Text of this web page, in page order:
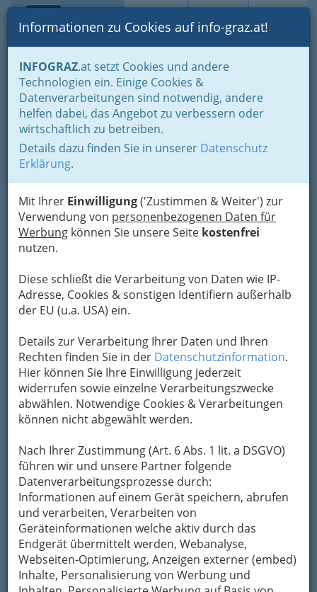
Suche Login Toggle
Informationen zu Cookies auf info-graz.at!
INFOGRAZ.at setzt Cookies und andere
Technologien ein. Einige Cookies &
Datenverarbeitungen sind notwendig, andere
helfen dabei, das Angebot zu verbessern oder
wirtschaftlich zu betreiben.
Details dazu finden Sie in unserer Datenschutz
Erklärung.
Mit Ihrer Einwilligung('Zustimmen & Weiter') zur
Verwendung von personenbezogenen Daten für
Werbung können Sie unsere Seite kostenfrei
nutzen.
Diese schließt die Verarbeitung von Daten wie IP-
Adresse, Cookies & sonstigen Identifiern außerhalb
der EU (u.a. USA) ein.
Details zur Verarbeitung Ihrer Daten und Ihren
Rechten finden Sie in der Datenschutzinformation.
Hier können Sie Ihre Einwilligung jederzeit
widerrufen sowie einzelne Verarbeitungszwecke
abwählen. Notwendige Cookies & Verarbeitungen
können nicht abgewählt werden.
Nach Ihrer Zustimmung (Art. 6 Abs. 1 lit. a DSGVO)
führen wir und unsere Partner folgende
Datenverarbeitungsprozesse durch:
Informationen auf einem Gerät speichern, abrufen
und verarbeiten, Verarbeiten von
Geräteinformationen welche aktiv durch das
Endgerät übermittelt werden, Webanalyse,
Webseiten-Optimierung, Anzeigen externer (embed)
Inhalte, Personalisierung von Werbung und
Home Branchen
Help Orthopädie Rene
Dümpfel e.U.
Paulustorgasse 3, 8010 Graz
+43 316 826 050
+43 316 826 050-4
Karte
Karte anzeigen
Kontaktaufnahme
Um die Info-Graz Firmen
vor Spam-Mails zu
bewahren , verwenden wir an dieser Stelle zur
Übermittlung Ihrer Nachricht ein sicheres
Formular. Ihre Nachricht wird nach dem
Absenden umgehend per Mail an das
Unternehmen Help Orthopädie Rene Dümpfel
e.U. weitergeleitet.
Mein Name
Meine Email Adresse
Mein Betreff